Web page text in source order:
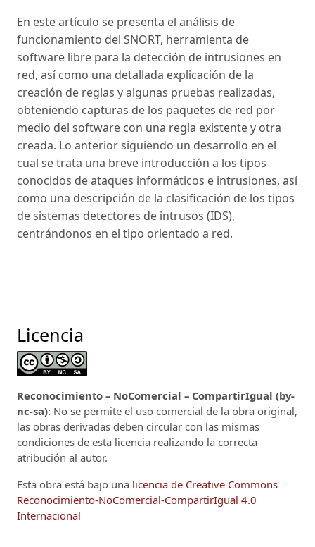
En este artículo se presenta el análisis de
funcionamiento del SNORT, herramienta de
software libre para la detección de intrusiones en
red, así como una detallada explicación de la
creación de reglas y algunas pruebas realizadas,
obteniendo capturas de los paquetes de red por
medio del software con una regla existente y otra
creada. Lo anterior siguiendo un desarrollo en el
cual se trata una breve introducción a los tipos
conocidos de ataques informáticos e intrusiones, así
como una descripción de la clasificación de los tipos
de sistemas detectores de intrusos (IDS),
centrándonos en el tipo orientado a red.
Licencia
Reconocimiento – NoComercial – CompartirIgual (by-
nc-sa): No se permite el uso comercial de la obra original,
las obras derivadas deben circular con las mismas
condiciones de esta licencia realizando la correcta
atribución al autor.
Esta obra está bajo una licencia de Creative Commons
Reconocimiento-NoComercial-CompartirIgual 4.0
Internacional